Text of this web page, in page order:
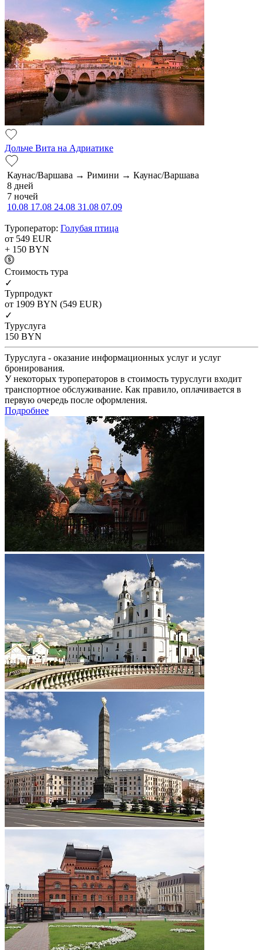
Дольче Вита на Адриатике
Каунас/Варшава → Римини → Каунас/Варшава
8 дней
7 ночей
10.08 17.08 24.08 31.08 07.09
Туроператор: Голубая птица
от 549 EUR
+ 150 BYN
Cтоимость тура
✓
Турпродукт
от 1909 BYN (549 EUR)
✓
Туруслуга
150 BYN
Туруслуга - оказание информационных услуг и услуг
бронирования.
У некоторых туроператоров в стоимость туруслуги входит
транспортное обслуживание. Как правило, оплачивается в
первую очередь после оформления.
Подробнее